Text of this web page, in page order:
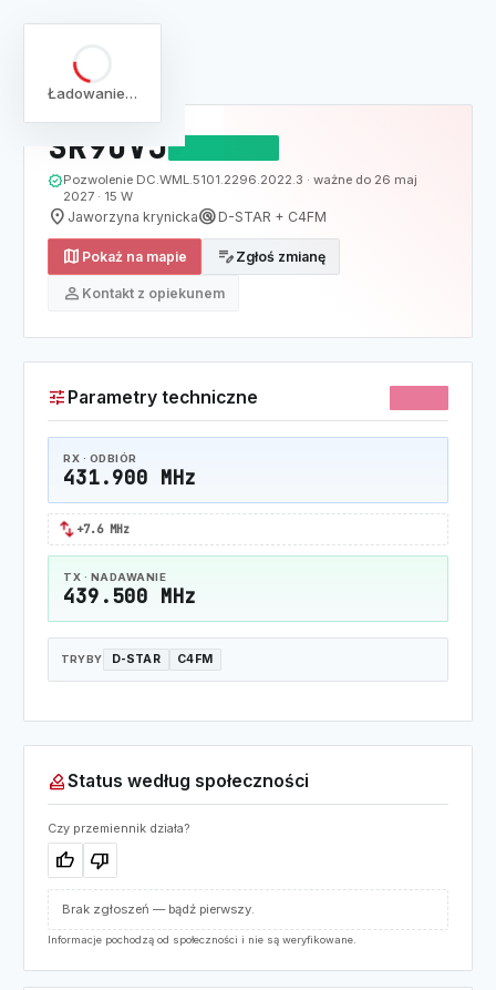
Ładowanie…
Lista
SR9UVJ DZIAŁAJĄCY
verifiedPozwolenie DC.WML.5101.2296.2022.3 · ważne do 26 maj
2027 · 15 W
location_on Jaworzyna krynickaradar D-STAR + C4FM
map Pokaż na mapie edit_note Zgłoś zmianę
person Kontakt z opiekunem
tune Parametry techniczne
RX · ODBIÓR
431.900 MHz
swap_horiz+7.6 MHz
TX · NADAWANIE
439.500 MHz
TRYBY D-STAR C4FM
how_to_voteStatus według społeczności
Czy przemiennik działa?
thumb_up thumb_down
Brak zgłoszeń — bądź pierwszy.
Informacje pochodzą od społeczności i nie są weryfikowane.